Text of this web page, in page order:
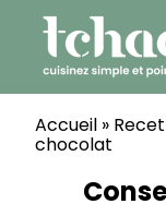
content
Accueil »
chocolat